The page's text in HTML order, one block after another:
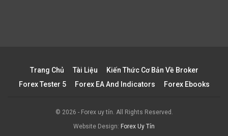
Trang Chủ Tài Liệu
Kiến Thức Cơ Bản Về Broker
Forex Tester 5
Forex EA And Indicators Forex Ebooks
© 2026 - Forex uy tín. All Rights Reserved.
Website Design: Forex Uy Tín